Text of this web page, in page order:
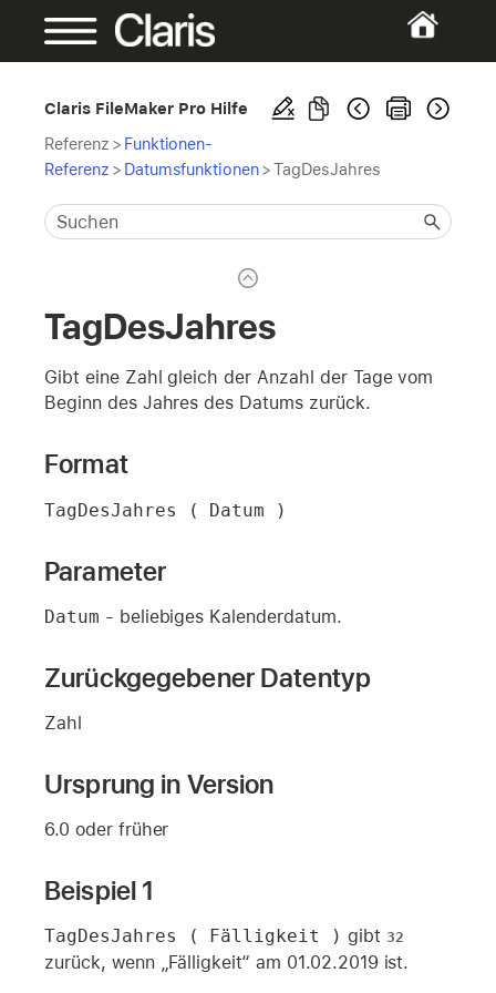
Claris FileMaker Pro Hilfe
Referenz > Funktionen-
Referenz > Datumsfunktionen>TagDesJahres
TagDesJahres
Gibt eine Zahl gleich der Anzahl der Tage vom
Beginn des Jahres des Datums zurück.
Format
TagDesJahres ( Datum )
Parameter
Datum - beliebiges Kalenderdatum.
Zurückgegebener Datentyp
Zahl
Ursprung in Version
6.0 oder früher
Beispiel 1
TagDesJahres ( Fälligkeit ) gibt 32
zurück, wenn „Fälligkeit“ am 01.02.2019 ist.